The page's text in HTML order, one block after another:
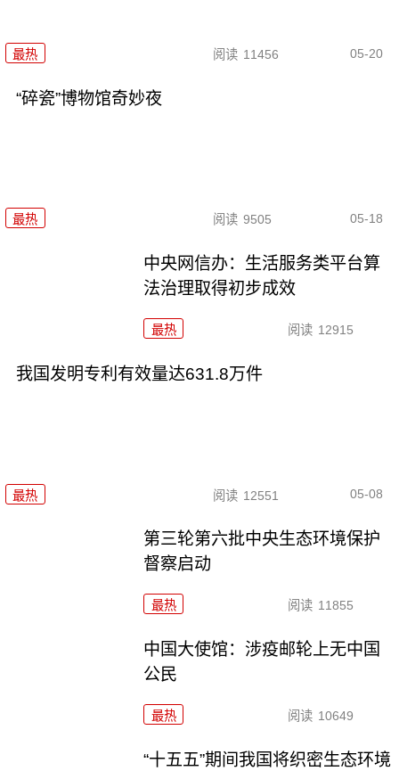
最热 阅读 11456 05-20
“碎瓷”博物馆奇妙夜
最热 阅读 9505 05-18
中央网信办：生活服务类平台算
法治理取得初步成效
最热 阅读 12915
我国发明专利有效量达631.8万件
最热 阅读 12551 05-08
第三轮第六批中央生态环境保护
督察启动
最热 阅读 11855
中国大使馆：涉疫邮轮上无中国
公民
最热 阅读 10649
“十五五”期间我国将织密生态环境